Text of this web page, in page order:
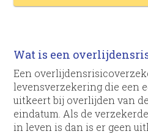
Wat is een
Een
levensverzekering die een
uitkeert bij overlijden van
eindatum. Als de
in leven is dan is er geen